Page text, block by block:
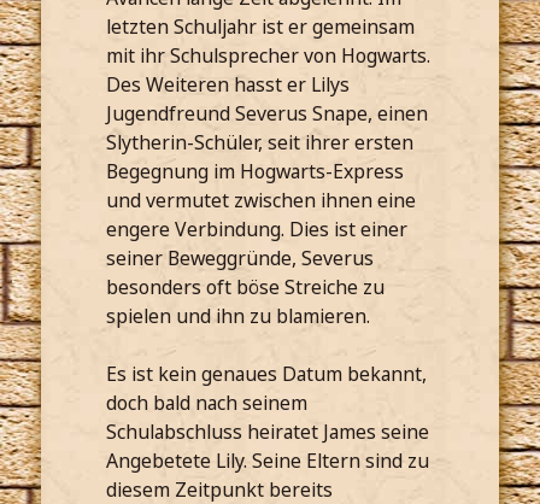
letzten Schuljahr ist er gemeinsam
mit ihr Schulsprecher von Hogwarts.
Des Weiteren hasst er Lilys
Jugendfreund Severus Snape, einen
Slytherin-Schüler, seit ihrer ersten
Begegnung im Hogwarts-Express
und vermutet zwischen ihnen eine
engere Verbindung. Dies ist einer
seiner Beweggründe, Severus
besonders oft böse Streiche zu
spielen und ihn zu blamieren.
Es ist kein genaues Datum bekannt,
doch bald nach seinem
Schulabschluss heiratet James seine
Angebetete Lily. Seine Eltern sind zu
diesem Zeitpunkt bereits